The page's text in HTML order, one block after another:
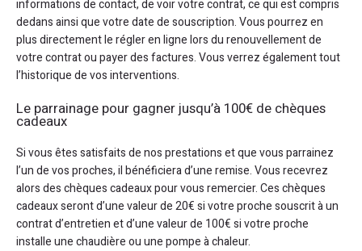
informations de contact, de voir votre contrat, ce qui est compris
dedans ainsi que votre date de souscription. Vous pourrez en
plus directement le régler en ligne lors du renouvellement de
votre contrat ou payer des factures. Vous verrez également tout
l’historique de vos interventions.
Le parrainage pour gagner jusqu’à 100€ de chèques
cadeaux
Si vous êtes satisfaits de nos prestations et que vous parrainez
l’un de vos proches, il bénéficiera d’une remise. Vous recevrez
alors des chèques cadeaux pour vous remercier. Ces chèques
cadeaux seront d’une valeur de 20€ si votre proche souscrit à un
contrat d’entretien et d’une valeur de 100€ si votre proche
installe une chaudière ou une pompe à chaleur.